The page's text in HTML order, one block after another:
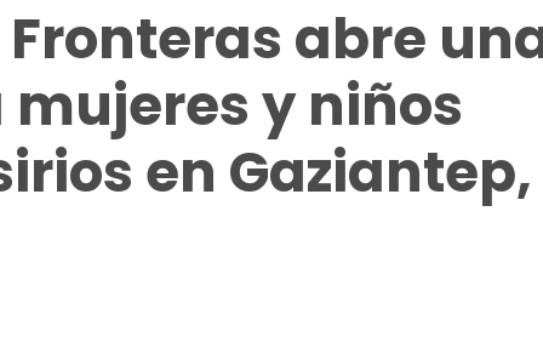
abre
y niños
en Gaziantep,